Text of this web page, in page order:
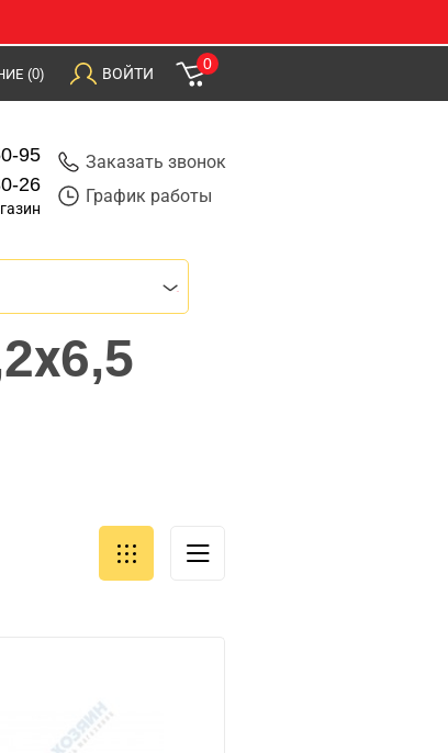
(0) ВОЙТИ
0
95
26
Заказать звонок
График работы